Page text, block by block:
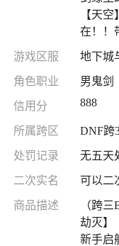
【天
在！！
游戏区服 地下城
角色职业 男鬼剑
信用分 888
所属跨区 DNF跨
处罚记录 无五天
二次实名 可以二
商品描述
（跨
劫灭】
新手启